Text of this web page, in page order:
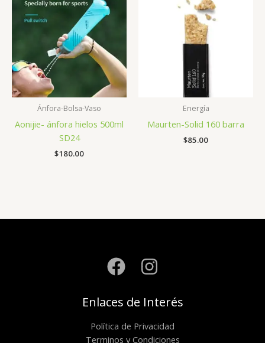
Ánfora-Bolsa-Vaso
Aonijie- ánfora hielos 500ml
SD24
$180.00
Energía
Maurten-Solid 160 barra
$85.00
Enlaces de Interés
Política de Privacidad
Terminos y Condiciones